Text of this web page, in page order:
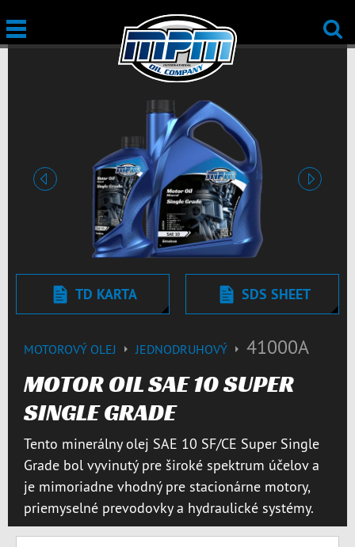
Prechádzajúci Ďalšie
TD KARTA SDS SHEET
MOTOROVÝ OLEJ JEDNODRUHOVÝ 41000A
MOTOR OIL SAE 10 SUPER
SINGLE GRADE
Tento minerálny olej SAE 10 SF/CE Super Single
Grade bol vyvinutý pre široké spektrum účelov a
je mimoriadne vhodný pre stacionárne motory,
priemyselné prevodovky a hydraulické systémy.